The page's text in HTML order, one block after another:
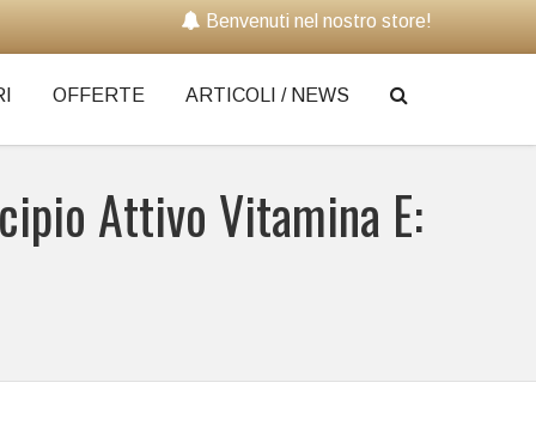
Benvenuti nel nostro store!
OFFERTE ARTICOLI / NEWS
Attivo Vitamina E: